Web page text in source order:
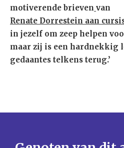
motiverende brieven van
Renate Dorrestein aan
in jezelf om zeep helpen
maar zij is een hardnekkig
gedaantes telkens terug.’